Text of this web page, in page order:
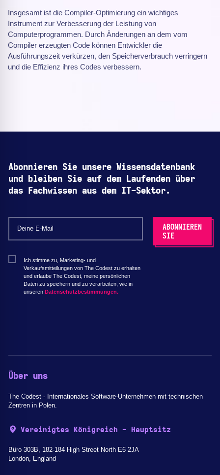
Insgesamt ist die Compiler-Optimierung ein wichtiges
Instrument zur Verbesserung der Leistung von
Computerprogrammen. Durch Änderungen an dem vom
Compiler erzeugten Code können Entwickler die
Ausführungszeit verkürzen, den Speicherverbrauch verringern
und die Effizienz ihres Codes verbessern.
Abonnieren Sie unsere Wissensdatenbank
und bleiben Sie auf dem Laufenden über
das Fachwissen aus dem IT-Sektor.
Ich stimme zu, Marketing- und
Verkaufsmitteilungen von The Codest zu erhalten
und erlaube The Codest, meine persönlichen
Daten zu speichern und zu verarbeiten, wie in
unseren Datenschutzbestimmungen.
Über uns
The Codest - Internationales Software-Unternehmen mit technischen
Zentren in Polen.
Vereinigtes Königreich - Hauptsitz
Büro 303B, 182-184 High Street North E6 2JA
London, England